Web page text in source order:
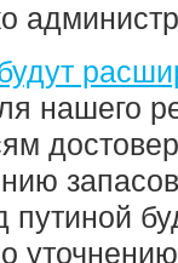
нашего